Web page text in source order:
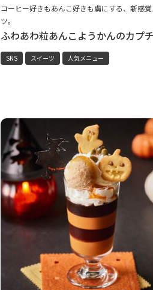
コーヒー好きもあんこ好きも虜にする、新感
ツ。
ふわあわ粒あんこようかんのカプ
SNS スイーツ 人気メニュー